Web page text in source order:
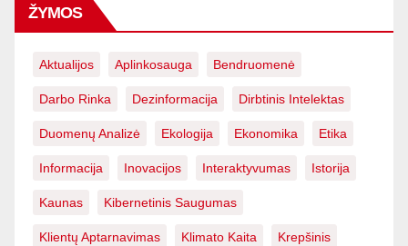
ŽYMOS
Aktualijos Aplinkosauga Bendruomenė
Darbo Rinka Dezinformacija Dirbtinis Intelektas
Duomenų Analizė Ekologija Ekonomika Etika
Informacija Inovacijos Interaktyvumas Istorija
Kaunas Kibernetinis Saugumas
Klientų Aptarnavimas Klimato Kaita Krepšinis